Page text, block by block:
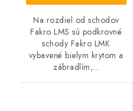
Na rozdiel od schodov
Fakro LMS sú podkrovné
schody Fakro LMK
vybavené bielym krytom a
zábradlím,...